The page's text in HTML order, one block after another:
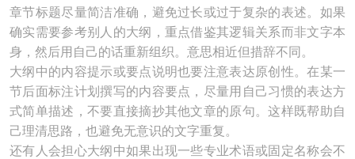
章节标题尽量简洁准确，避免过长或过于复杂的表述。如果
确实需要参考别人的大纲，重点借鉴其逻辑关系而非文字本
身，然后用自己的话重新组织。意思相近但措辞不同。
大纲中的内容提示或要点说明也要注意表达原创性。在某一
节后面标注计划撰写的内容要点，尽量用自己习惯的表达方
式简单描述，不要直接摘抄其他文章的原句。这样既帮助自
己理清思路，也避免无意识的文字重复。
还有人会担心大纲中如果出现一些专业术语或固定名称会不